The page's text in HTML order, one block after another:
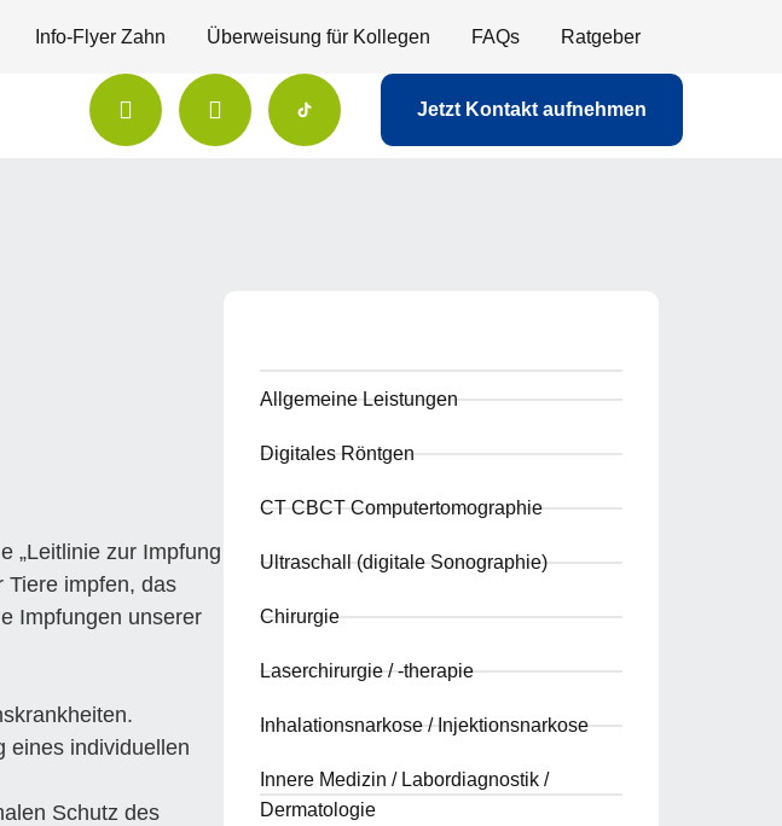
Info-Flyer Zahn Überweisung für Kollegen FAQs Ratgeber
Jetzt Kontakt aufnehmen
„Leitlinie zur Impfung
Tiere impfen, das
Impfungen unserer
eines individuellen
Schutz des
Allgemeine Leistungen
Digitales Röntgen
CT CBCT Computertomographie
Ultraschall (digitale Sonographie)
Chirurgie
Laserchirurgie / -therapie
Inhalationsnarkose / Injektionsnarkose
Innere Medizin / Labordiagnostik /
Dermatologie